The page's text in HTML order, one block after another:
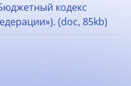
кодекс
(doc, 85kb)